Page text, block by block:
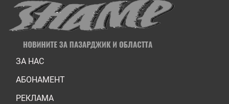
ЗА НАС
АБОНАМЕНТ
РЕКЛАМА